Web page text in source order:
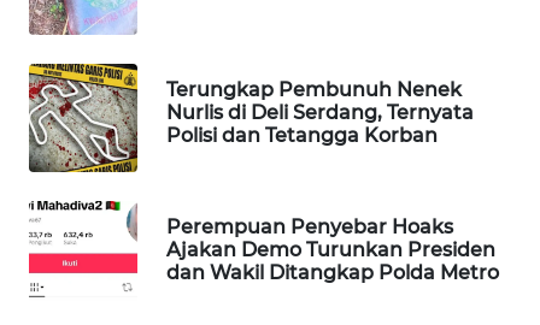
Terungkap Pembunuh Nenek
Nurlis di Deli Serdang, Ternyata
Polisi dan Tetangga Korban
Perempuan Penyebar Hoaks
Ajakan Demo Turunkan Presiden
dan Wakil Ditangkap Polda Metro
Wahana
Network
KONSUMEN
LISTRIK
KELISTRIKAN
WALINKI